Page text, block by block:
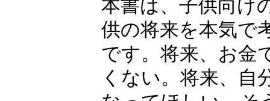
本書は、子供向け
供の将来を本気で
です。将来、お金
くない。将来、自